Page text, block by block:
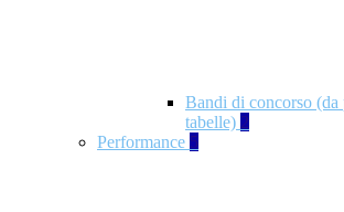
Bandi di concorso (da
tabelle) 2
Performance 5